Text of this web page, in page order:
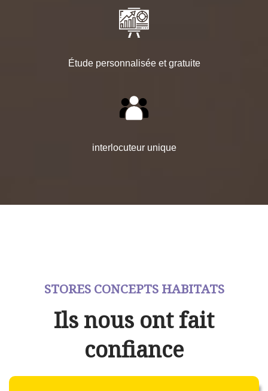
Étude personnalisée et gratuite
interlocuteur unique
STORES CONCEPTS HABITATS
Ils nous ont fait
confiance